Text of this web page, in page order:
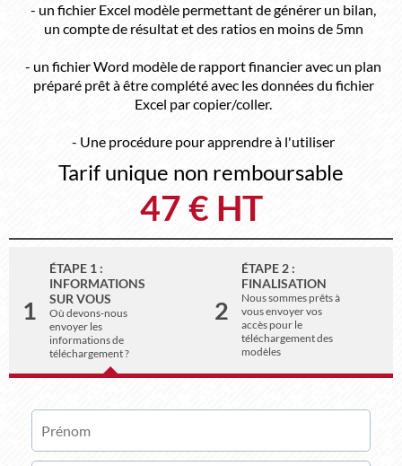
- un fichier Excel modèle permettant de générer un bilan,
un compte de résultat et des ratios en moins de 5mn
- un fichier Word modèle de rapport financier avec un plan
préparé prêt à être complété avec les données du fichier
Excel par copier/coller.
- Une procédure pour apprendre à l'utiliser
Tarif unique non remboursable
47 € HT
1
ÉTAPE 1 :
INFORMATIONS
SUR VOUS
Où devons-nous
envoyer les
informations de
téléchargement ?
2
ÉTAPE 2 :
FINALISATION
Nous sommes prêts à
vous envoyer vos
accès pour le
téléchargement des
modèles